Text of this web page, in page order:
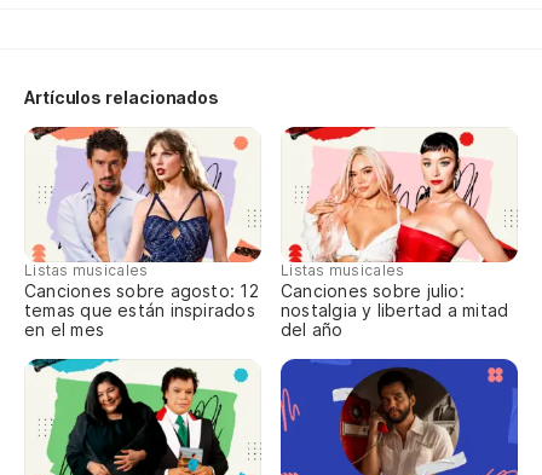
Artículos relacionados
Listas musicales
Canciones sobre agosto: 12
temas que están inspirados
en el mes
Listas musicales
Canciones sobre julio:
nostalgia y libertad a mitad
del año